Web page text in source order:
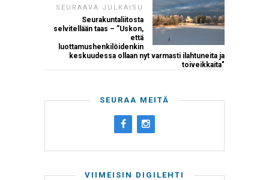
SEURAAVA JULKAISU
Seurakuntaliitosta
selvitellään taas – ”Uskon,
että
luottamushenkilöidenkin
keskuudessa ollaan nyt varmasti ilahtuneita ja
toiveikkaita"
SEURAA MEITÄ
VIIMEISIN DIGILEHTI